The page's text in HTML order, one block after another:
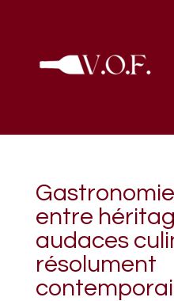
entre
audaces
résolument